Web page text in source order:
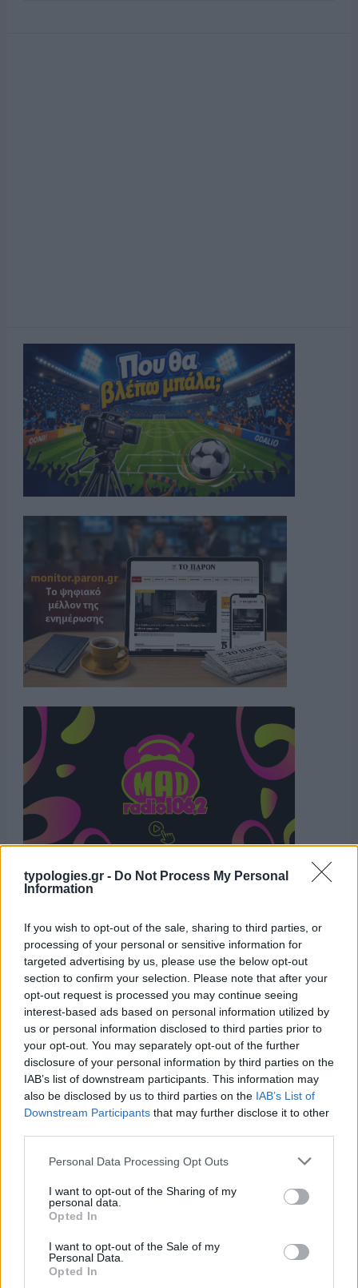
typologies.gr - Do Not Process My Personal
Information
If you wish to opt-out of the sale, sharing to third parties, or
processing of your personal or sensitive information for
targeted advertising by us, please use the below opt-out
section to confirm your selection. Please note that after your
opt-out request is processed you may continue seeing
interest-based ads based on personal information utilized by
us or personal information disclosed to third parties prior to
your opt-out. You may separately opt-out of the further
disclosure of your personal information by third parties on the
IAB’s list of downstream participants. This information may
also be disclosed by us to third parties on the IAB’s List of
Downstream Participants that may further disclose it to other
Please note that this website/app uses one or more Google
not limited to your visit or usage behaviour. You may click to
grant or deny consent to Google and its third-party tags to
use your data for below specified purposes in below Google
consent section.
Personal Data Processing Opt Outs
I want to opt-out of the Sharing of my
personal data.
Opted In
I want to opt-out of the Sale of my
Personal Data.
Opted In
της Ζωής μας
το ελληνικό καλοκαίρι και ένας
πολιτισμός που μας ενώνει κάθε μέρα.